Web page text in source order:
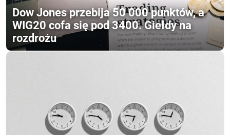
Dow Jones przebija 50 000 punktów, a
WIG20 cofa się pod 3400. Giełdy na
rozdrożu